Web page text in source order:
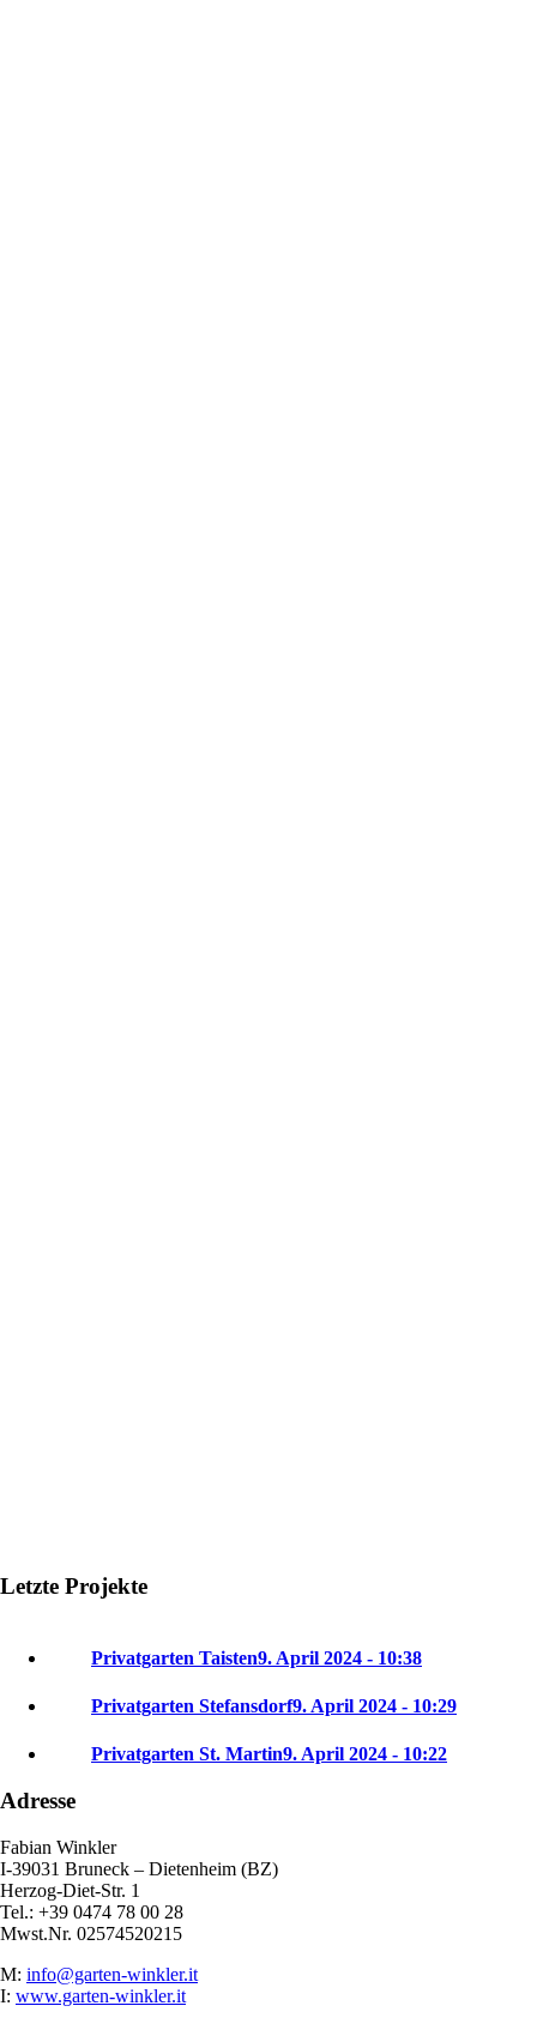
Letzte Projekte
Privatgarten Taisten9. April 2024 - 10:38
Privatgarten Stefansdorf9. April 2024 - 10:29
Privatgarten St. Martin9. April 2024 - 10:22
Adresse
Fabian Winkler
I-39031 Bruneck – Dietenheim (BZ)
Herzog-Diet-Str. 1
Tel.: +39 0474 78 00 28
Mwst.Nr. 02574520215
M: info@garten-winkler.it
I: www.garten-winkler.it